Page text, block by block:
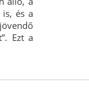
is, és a
Ezt a